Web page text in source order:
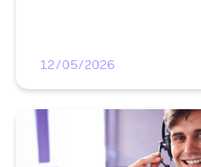
12/05/2026